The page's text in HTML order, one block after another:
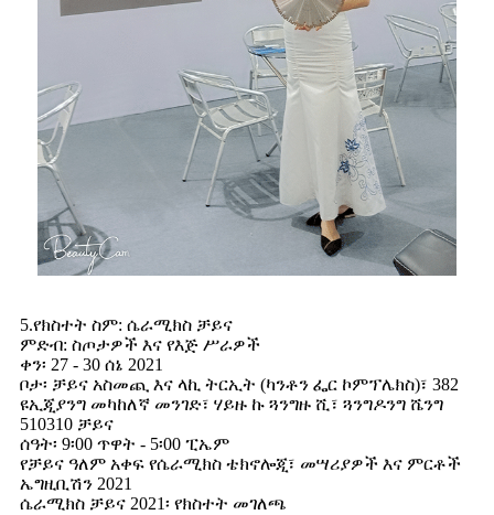
5.የክስተት ስም: ሴራሚክስ ቻይና
ምድብ: ስጦታዎች እና የእጅ ሥራዎች
ቀን፡ 27 - 30 ሰኔ 2021
ቦታ፡ ቻይና አስመጪ እና ላኪ ትርኢት (ካንቶን ፌር ኮምፕሌክስ)፣ 382
ዩኢጂያንግ መካከለኛ መንገድ፣ ሃይዙ ኩ ጓንግዙ ሺ፣ ጓንግዶንግ ሼንግ
510310 ቻይና
ሰዓት፡ 9፡00 ጥዋት - 5፡00 ፒኤም
የቻይና ዓለም አቀፍ የሴራሚክስ ቴክኖሎጂ፣ መሣሪያዎች እና ምርቶች
ኤግዚቢሽን 2021
ሴራሚክስ ቻይና 2021፡ የክስተት መገለጫ